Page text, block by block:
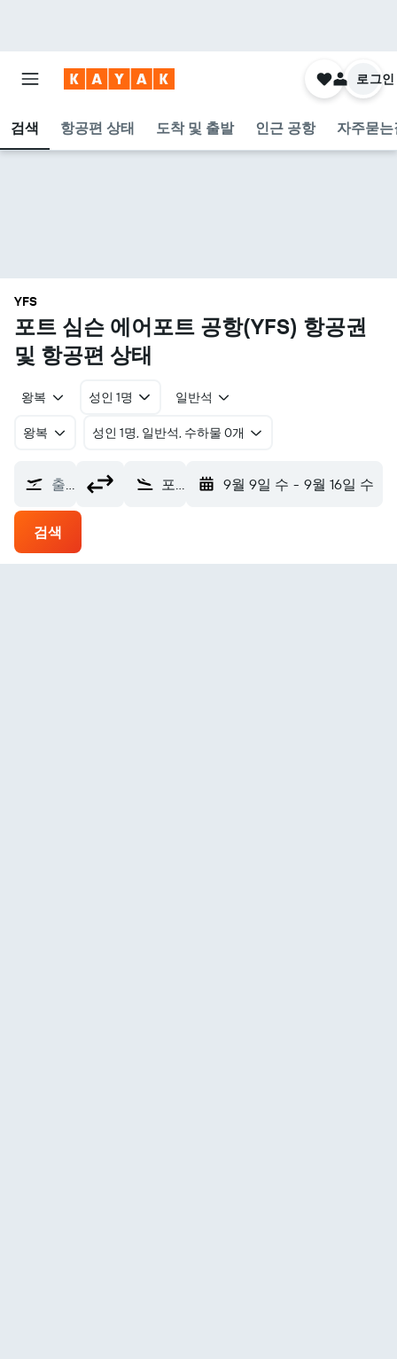
검색 항공편 상태 도착 및 출발 인근 공항 자주묻
로그인
YFS
포트 심슨 에어포트 공항(YFS) 항공권
및 항공편 상태
왕복 성인 1명 일반석
왕복 ​성인 1명, 일반석, 수하물 0개
출발지 포트 심슨 에어포트 (YFS) 9월 9일 수 - 9월 16일 수
검색